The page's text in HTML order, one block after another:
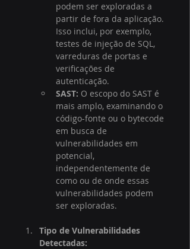
podem ser exploradas a
partir de fora da aplicação.
Isso inclui, por exemplo,
testes de injeção de SQL,
varreduras de portas e
verificações de
autenticação.
SAST: O escopo do SAST é
mais amplo, examinando o
código-fonte ou o bytecode
em busca de
vulnerabilidades em
potencial,
independentemente de
como ou de onde essas
vulnerabilidades podem
ser exploradas.
Tipo de Vulnerabilidades
Detectadas: